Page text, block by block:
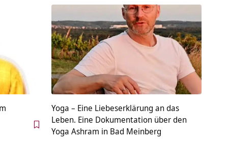
Yoga – Eine Liebeserklärung an das
Leben. Eine Dokumentation über den
Yoga Ashram in Bad Meinberg